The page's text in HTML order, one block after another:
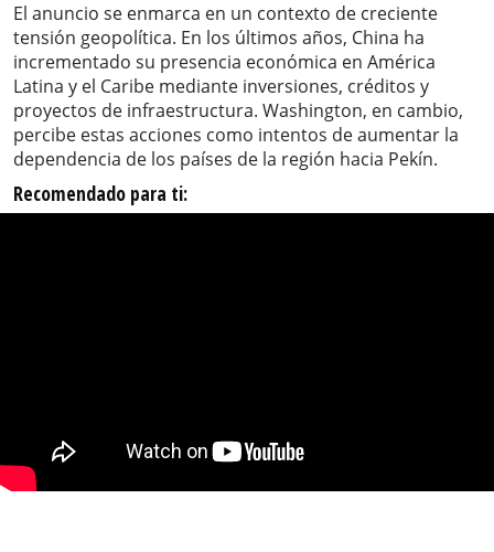
El anuncio se enmarca en un contexto de creciente
tensión geopolítica. En los últimos años, China ha
incrementado su presencia económica en América
Latina y el Caribe mediante inversiones, créditos y
proyectos de infraestructura. Washington, en cambio,
percibe estas acciones como intentos de aumentar la
dependencia de los países de la región hacia Pekín.
Recomendado para ti: